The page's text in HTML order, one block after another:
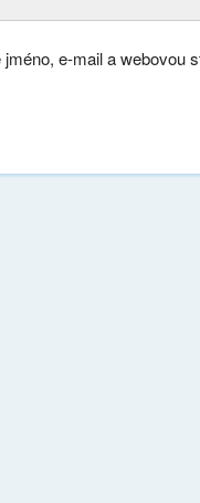
e-mail a webovou